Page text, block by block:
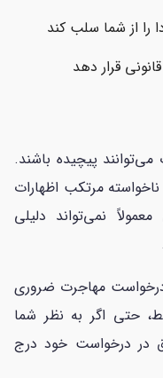
را از شما سلب کند
قرار دهد
پیچیده باشند.
مرتکب اظهارات
نمی‌تواند دلیلی
درخواست مهاجرت ضروری
حتی اگر به نظر شما
در درخواست خود درج